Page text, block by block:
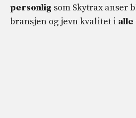
personlig som Skytrax anser
bransjen og jevn kvalitet i alle